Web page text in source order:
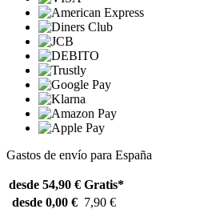
Gastos de envío para España
desde 54,90 € Gratis*
desde 0,00 € 7,90 €